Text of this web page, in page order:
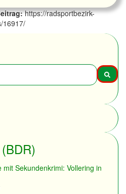
https://radsportbezirk-
16917/
Sekundenkrimi: Vollering in